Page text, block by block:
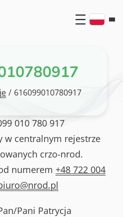
/ 616099010780917
010 780 917
w centralnym rejestrze
crzo-nrod.
numerem +48 722 004
Pani Patrycja